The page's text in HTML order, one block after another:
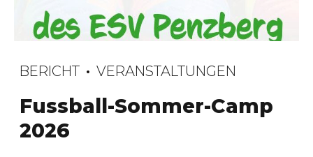
BERICHT VERANSTALTUNGEN
Fussball-Sommer-Camp
2026